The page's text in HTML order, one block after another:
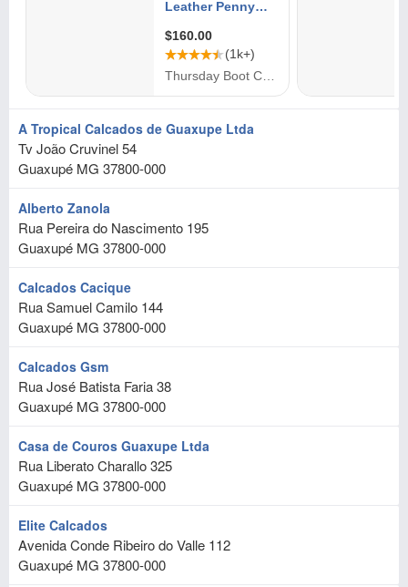
A Tropical Calcados de Guaxupe Ltda
Tv João Cruvinel 54
Guaxupé MG 37800-000
Alberto Zanola
Rua Pereira do Nascimento 195
Guaxupé MG 37800-000
Calcados Cacique
Rua Samuel Camilo 144
Guaxupé MG 37800-000
Calcados Gsm
Rua José Batista Faria 38
Guaxupé MG 37800-000
Casa de Couros Guaxupe Ltda
Rua Liberato Charallo 325
Guaxupé MG 37800-000
Elite Calcados
Avenida Conde Ribeiro do Valle 112
Guaxupé MG 37800-000